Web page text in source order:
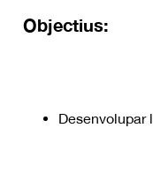
Objectius:
Desenvolupar